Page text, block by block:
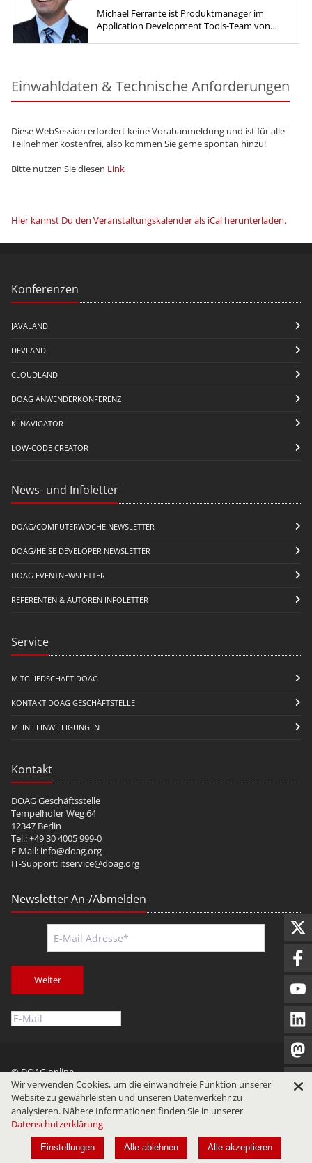
Michael Ferrante ist Produktmanager im
Application Development Tools-Team von
Einwahldaten & Technische Anforderungen
Diese WebSession erfordert keine Vorabanmeldung und ist für alle
Teilnehmer kostenfrei, also kommen Sie gerne spontan hinzu!
Bitte nutzen Sie diesen Link
Hier kannst Du den Veranstaltungskalender als iCal herunterladen.
Konferenzen
JAVALAND
DEVLAND
CLOUDLAND
DOAG ANWENDERKONFERENZ
KI NAVIGATOR
LOW-CODE CREATOR
News- und Infoletter
DOAG/COMPUTERWOCHE NEWSLETTER
DOAG/HEISE DEVELOPER NEWSLETTER
DOAG EVENTNEWSLETTER
REFERENTEN & AUTOREN INFOLETTER
Service
MITGLIEDSCHAFT DOAG
KONTAKT DOAG GESCHÄFTSTELLE
MEINE EINWILLIGUNGEN
Kontakt
DOAG Geschäftsstelle
Tempelhofer Weg 64
12347 Berlin
Tel.: +49 30 4005 999-0
E-Mail: info@doag.org
IT-Support: itservice@doag.org
Newsletter An-/Abmelden
Weiter
© DOAG online
Impressum
Datenschutz Nutzungsbedingungen
Wir verwenden Cookies, um die einwandfreie Funktion unserer
Website zu gewährleisten und unseren Datenverkehr zu
analysieren. Nähere Informationen finden Sie in unserer
Datenschutzerklärung
Einstellungen Alle ablehnen Alle akzeptieren